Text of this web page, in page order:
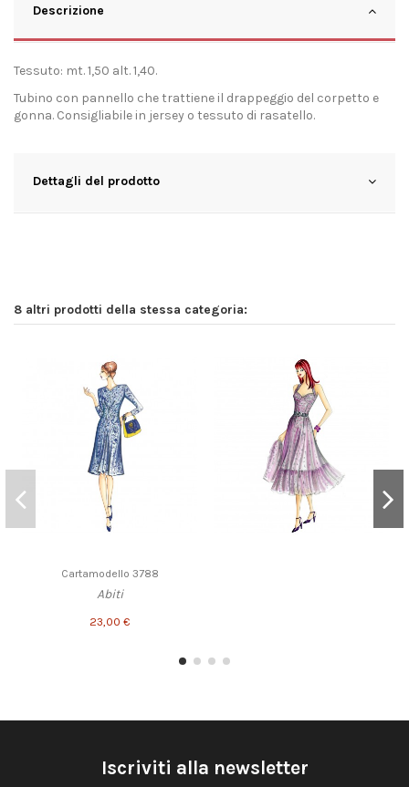
Descrizione
Tessuto: mt. 1,50 alt. 1,40.
Tubino con pannello che trattiene il drappeggio del corpetto e
gonna. Consigliabile in jersey o tessuto di rasatello.
Dettagli del prodotto
8 altri prodotti della stessa categoria:
Cartamodello 3788
Abiti
23,00 €
Iscriviti alla newsletter